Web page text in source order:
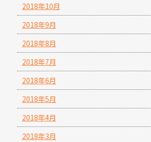
2018年10月
2018年9月
2018年8月
2018年7月
2018年6月
2018年5月
2018年4月
2018年3月